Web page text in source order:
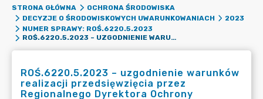
STRONA GŁÓWNA
OCHRONA ŚRODOWISKA
DECYZJE O ŚRODOWISKOWYCH UWARUNKOWANIACH
2023
NUMER SPRAWY: ROŚ.6220.5.2023
ROŚ.6220.5.2023 – UZGODNIENIE WARUNKÓW REALIZACJI PRZEDSIĘWZIĘCIA PRZEZ REGIONALNEGO DYREKTORA OCHRONY ŚRODOWISKA W POZNANIU W POSTĘPOWANIU O WYDANIE DECYZJI O ŚRODOWISKOWYCH UWARUNKOWANIACH DLA PRZEDSIĘWZIĘCIA POLEGAJĄCEGO NA: „BUDOWIE BUDYNKU MAGAZYNOWO - PRODUKCYJNEGO Z CZĘŚCIAMI BIUROWO – SOCJALNO -TECHNICZNYMI WRAZ Z NIEZBĘDNĄ INFRASTRUKTURĄ TOWARZYSZĄCĄ NA DZIAŁKACH O NR EWIDENCYJNYCH 417 I 416/6, OBRĘB DĄBROWA, GMINA DOPIEWO”
ROŚ.6220.5.2023 – uzgodnienie warunków
realizacji przedsięwzięcia przez
Regionalnego Dyrektora Ochrony